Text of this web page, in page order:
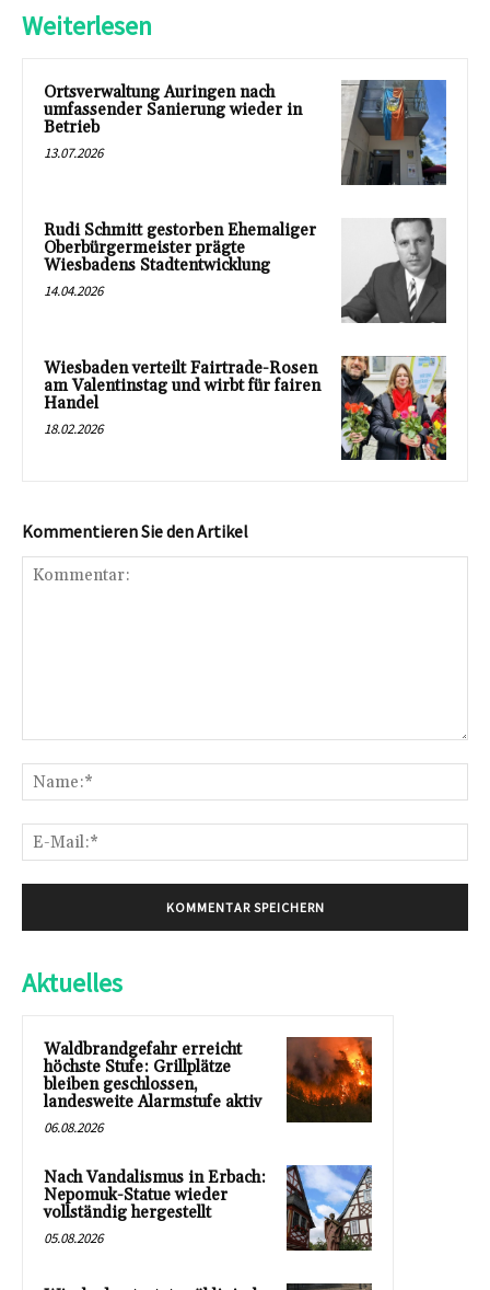
Weiterlesen
Ortsverwaltung Auringen nach
umfassender Sanierung wieder in
Betrieb
13.07.2026
Rudi Schmitt gestorben Ehemaliger
Oberbürgermeister prägte
Wiesbadens Stadtentwicklung
14.04.2026
Wiesbaden verteilt Fairtrade-Rosen
am Valentinstag und wirbt für fairen
Handel
18.02.2026
Kommentieren Sie den Artikel
Aktuelles
Waldbrandgefahr erreicht
höchste Stufe: Grillplätze
bleiben geschlossen,
landesweite Alarmstufe aktiv
06.08.2026
Nach Vandalismus in Erbach:
Nepomuk-Statue wieder
vollständig hergestellt
05.08.2026